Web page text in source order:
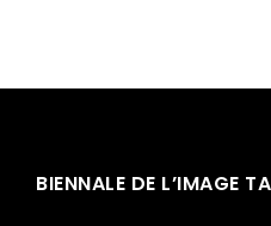
BIENNALE DE L’IMAGE